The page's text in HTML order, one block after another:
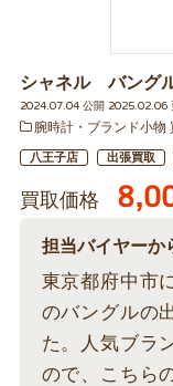
シャネル バング
2024.07.04 公開 2025.02.06
腕時計・ブランド小物
八王子店 出張買取
買取価格
担当バイヤーか
東京都府中市
のバングルの
た。人気ブラ
ので、こちら